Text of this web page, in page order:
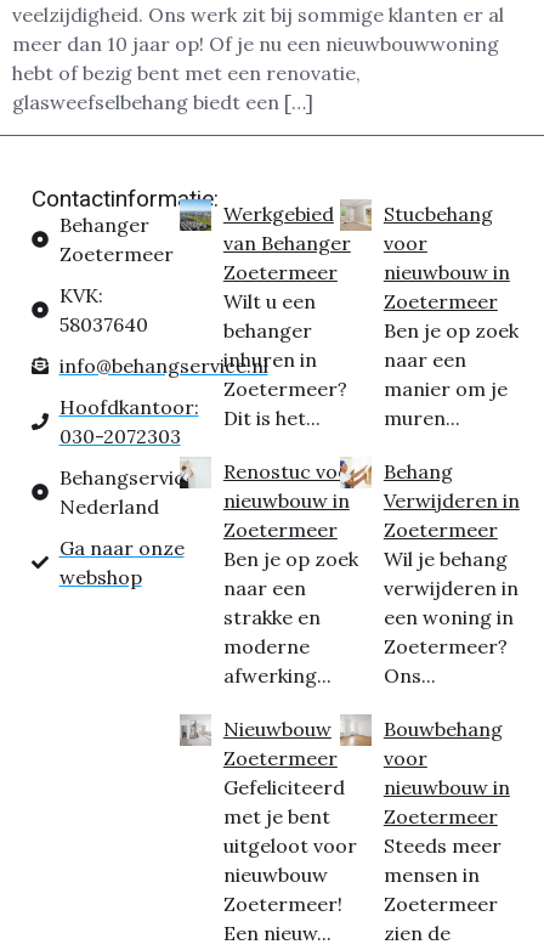
veelzijdigheid. Ons werk zit bij sommige klanten er al
meer dan 10 jaar op! Of je nu een nieuwbouwwoning
hebt of bezig bent met een renovatie,
glasweefselbehang biedt een […]
Contactinformatie:
Behanger
Zoetermeer
KVK:
58037640
info@behangservice.nl
Hoofdkantoor:
030-2072303
Behangservice
Nederland
Ga naar onze
webshop
Werkgebied
van Behanger
Zoetermeer
Wilt u een
behanger
inhuren in
Zoetermeer?
Dit is het...
Renostuc voor
nieuwbouw in
Zoetermeer
Ben je op zoek
naar een
strakke en
moderne
afwerking...
Nieuwbouw
Zoetermeer
Gefeliciteerd
met je bent
uitgeloot voor
nieuwbouw
Zoetermeer!
Een nieuw...
Stucbehang
voor
nieuwbouw in
Zoetermeer
Ben je op zoek
naar een
manier om je
muren...
Behang
Verwijderen in
Zoetermeer
Wil je behang
verwijderen in
een woning in
Zoetermeer?
Ons...
Bouwbehang
voor
nieuwbouw in
Zoetermeer
Steeds meer
mensen in
Zoetermeer
zien de